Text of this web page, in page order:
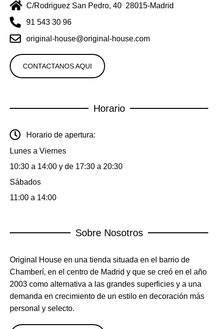
C/Rodriguez San Pedro, 40 28015-Madrid
91 543 30 96
original-house@original-house.com
CONTACTANOS AQUI
Horario
Horario de apertura:
Lunes a Viernes
10:30 a 14:00 y de 17:30 a 20:30
Sábados
11:00 a 14:00
Sobre Nosotros
Original House en una tienda situada en el barrio de
Chamberí, en el centro de Madrid y que se creó en el año
2003 como alternativa a las grandes superficies y a una
demanda en crecimiento de un estilo en decoración más
personal y selecto.